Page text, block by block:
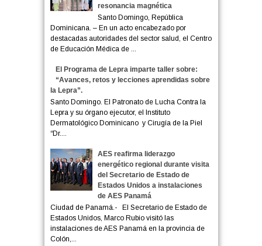
resonancia magnética
Santo Domingo, República
Dominicana. – En un acto encabezado por
destacadas autoridades del sector salud, el Centro
de Educación Médica de ...
El Programa de Lepra imparte taller sobre:
“Avances, retos y lecciones aprendidas sobre
la Lepra”.
Santo Domingo. El Patronato de Lucha Contra la
Lepra y su órgano ejecutor, el Instituto
Dermatológico Dominicano y Cirugía de la Piel
“Dr....
AES reafirma liderazgo
energético regional durante visita
del Secretario de Estado de
Estados Unidos a instalaciones
de AES Panamá
Ciudad de Panamá.- El Secretario de Estado de
Estados Unidos, Marco Rubio visitó las
instalaciones de AES Panamá en la provincia de
Colón,...